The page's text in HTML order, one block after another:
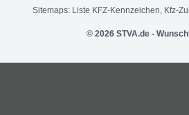
Sitemaps: Liste KFZ-Kennzeichen, Kfz-
© 2026 STVA.de -